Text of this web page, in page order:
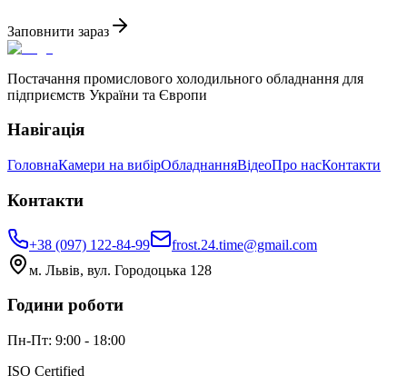
Заповнити зараз
Постачання промислового холодильного обладнання для
підприємств України та Європи
Навігація
ГоловнаКамери на вибірОбладнанняВідеоПро насКонтакти
Контакти
+38 (097) 122-84-99
frost.24.time@gmail.com
м. Львів, вул. Городоцька 128
Години роботи
Пн-Пт: 9:00 - 18:00
ISO Certified